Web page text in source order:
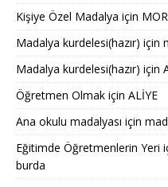
Kişiye Özel Madalya için
Madalya kurdelesi(hazır) için
Madalya kurdelesi(hazır) için
Öğretmen Olmak için ALİYE
Ana okulu madalyası için
Eğitimde Öğretmenlerin Yeri
burda